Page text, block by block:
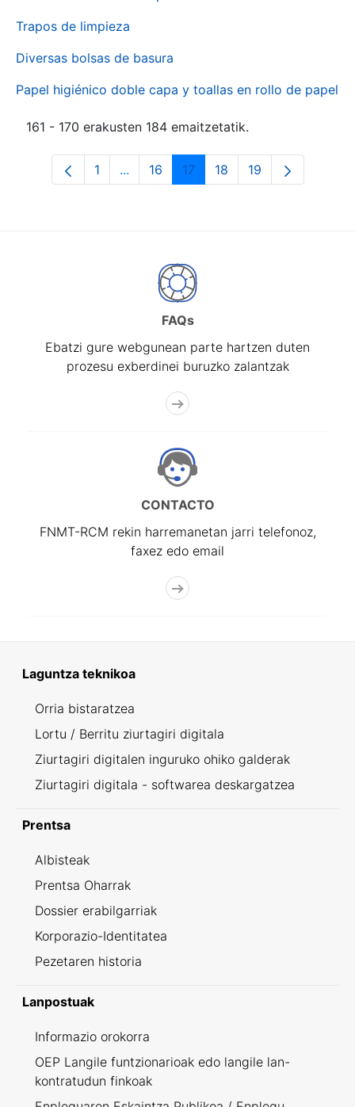
Trapos de limpieza
Diversas bolsas de basura
Papel higiénico doble capa y toallas en rollo de papel
161 - 170 erakusten 184 emaitzetatik.
Orrialdea
1 ...Intermediate Pages Use TAB to
Orrialdea
16 Orrialdea
17 Orrialdea
18 Orrialdea
19
FAQs
Ebatzi gure webgunean parte hartzen duten
prozesu exberdinei buruzko zalantzak
CONTACTO
FNMT-RCM rekin harremanetan jarri telefonoz,
faxez edo email
Laguntza teknikoa
Orria bistaratzea
Lortu / Berritu ziurtagiri digitala
Ziurtagiri digitalen inguruko ohiko galderak
Ziurtagiri digitala - softwarea deskargatzea
Prentsa
Albisteak
Prentsa Oharrak
Dossier erabilgarriak
Korporazio-Identitatea
Pezetaren historia
Lanpostuak
Informazio orokorra
OEP Langile funtzionarioak edo langile lan-
kontratudun finkoak